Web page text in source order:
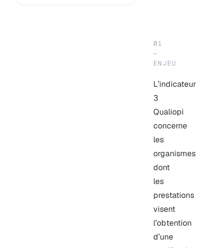
01
—
ENJEU
L’indicateur
3
Qualiopi
concerne
les
organismes
dont
les
prestations
visent
l’obtention
d’une